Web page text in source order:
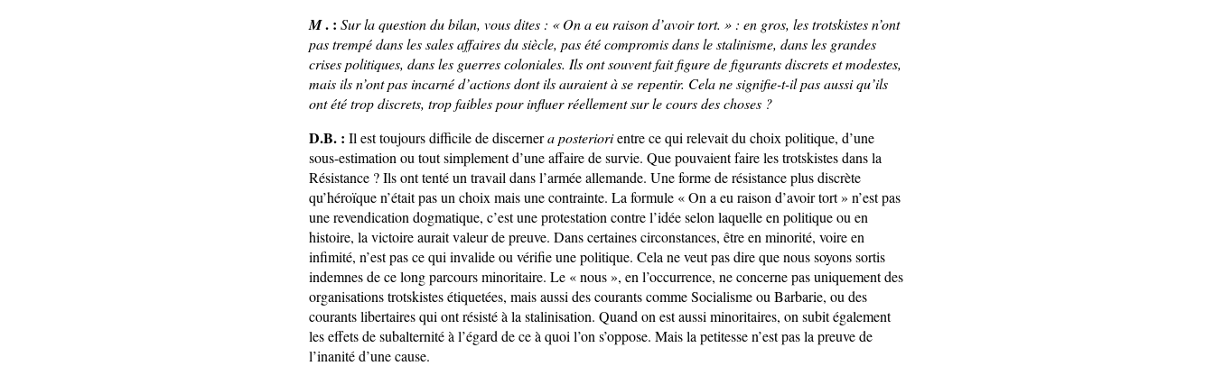
M. : Sur la question du bilan, vous dites : « On a eu raison d’avoir tort. » : en gros, les trotskistes n’ont
pas trempé dans les sales affaires du siècle, pas été compromis dans le stalinisme, dans les grandes
crises politiques, dans les guerres coloniales. Ils ont souvent fait figure de figurants discrets et modestes,
mais ils n’ont pas incarné d’actions dont ils auraient à se repentir. Cela ne signifie-t-il pas aussi qu’ils
ont été trop discrets, trop faibles pour influer réellement sur le cours des choses ?
D.B. : Il est toujours difficile de discernera posteriorientre ce qui relevait du choix politique, d’une
sous-estimation ou tout simplement d’une affaire de survie. Que pouvaient faire les trotskistes dans la
Résistance ? Ils ont tenté un travail dans l’armée allemande. Une forme de résistance plus discrète
qu’héroïque n’était pas un choix mais une contrainte. La formule « On a eu raison d’avoir tort » n’est pas
une revendication dogmatique, c’est une protestation contre l’idée selon laquelle en politique ou en
histoire, la victoire aurait valeur de preuve. Dans certaines circonstances, être en minorité, voire en
infimité, n’est pas ce qui invalide ou vérifie une politique. Cela ne veut pas dire que nous soyons sortis
indemnes de ce long parcours minoritaire. Le « nous », en l’occurrence, ne concerne pas uniquement des
organisations trotskistes étiquetées, mais aussi des courants comme Socialisme ou Barbarie, ou des
courants libertaires qui ont résisté à la stalinisation. Quand on est aussi minoritaires, on subit également
les effets de subalternité à l’égard de ce à quoi l’on s’oppose. Mais la petitesse n’est pas la preuve de
l’inanité d’une cause.